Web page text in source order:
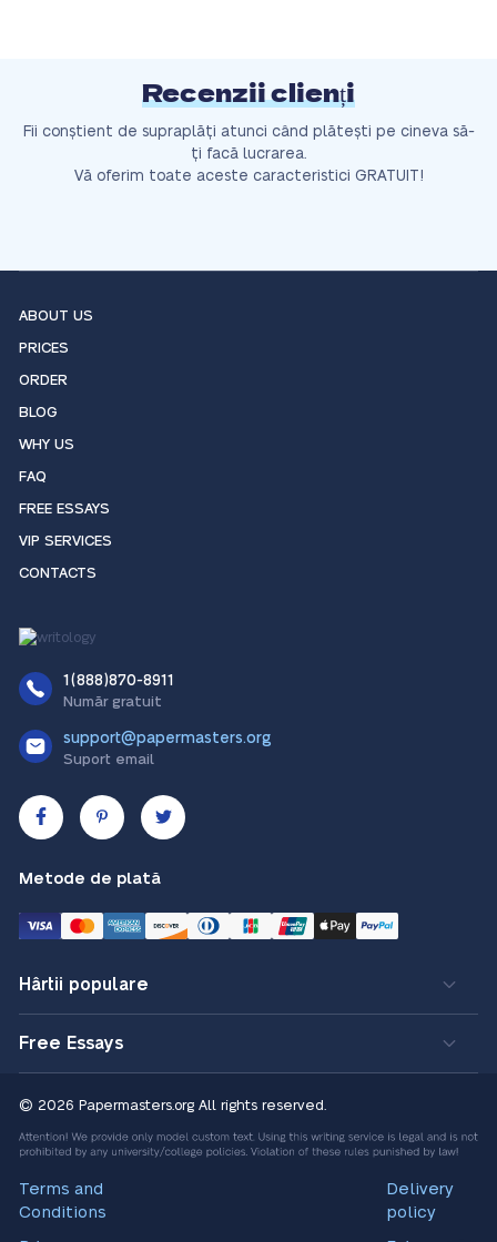
Recenzii clienți
Fii conștient de supraplăți atunci când plătești pe cineva să-
ți facă lucrarea.
Vă oferim toate aceste caracteristici GRATUIT!
ABOUT US
PRICES
ORDER
BLOG
WHY US
FAQ
FREE ESSAYS
VIP SERVICES
CONTACTS
1(888)870-8911
Număr gratuit
support@papermasters.org
Suport email
Metode de plată
Hârtii populare
Free Essays
© 2026 Papermasters.org All rights reserved.
Terms and
Conditions
Delivery
policy